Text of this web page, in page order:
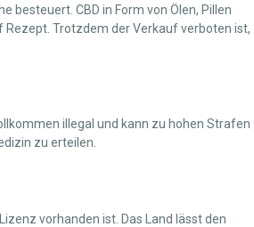
besteuert. CBD in Form von Ölen, Pillen
Trotzdem der Verkauf verboten ist,
illegal und kann zu hohen Strafen
zu erteilen.
vorhanden ist. Das Land lässt den